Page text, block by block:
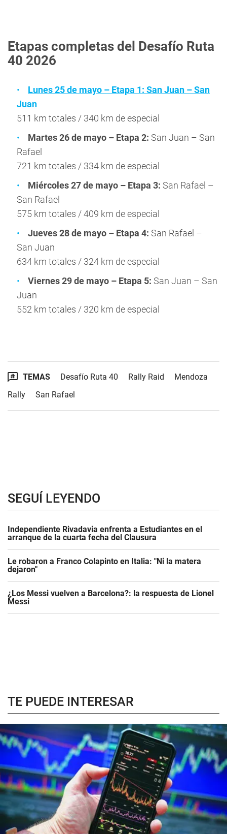
Etapas completas del Desafío Ruta
40 2026
Lunes 25 de mayo – Etapa 1: San Juan – San
Juan
511 km totales / 340 km de especial
Martes 26 de mayo – Etapa 2: San Juan – San
Rafael
721 km totales / 334 km de especial
Miércoles 27 de mayo – Etapa 3: San Rafael –
San Rafael
575 km totales / 409 km de especial
Jueves 28 de mayo – Etapa 4: San Rafael –
San Juan
634 km totales / 324 km de especial
Viernes 29 de mayo – Etapa 5: San Juan – San
Juan
552 km totales / 320 km de especial
TEMAS Desafío Ruta 40 Rally Raid
Mendoza
Rally
San Rafael
SEGUÍ LEYENDO
Independiente Rivadavia enfrenta a Estudiantes en el
arranque de la cuarta fecha del Clausura
Le robaron a Franco Colapinto en Italia: "Ni la matera
dejaron"
¿Los Messi vuelven a Barcelona?: la respuesta de Lionel
Messi
TE PUEDE INTERESAR